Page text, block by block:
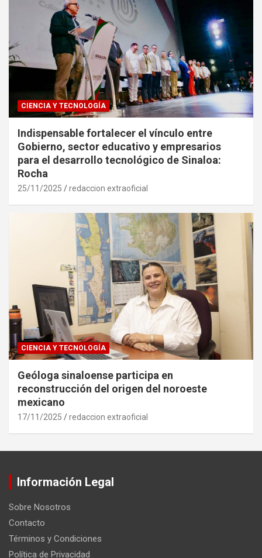
CIENCIA Y TECNOLOGÍA
Indispensable fortalecer el vínculo entre
Gobierno, sector educativo y empresarios
para el desarrollo tecnológico de Sinaloa:
Rocha
25/11/2025 redaccion extraoficial
CIENCIA Y TECNOLOGÍA
Geóloga sinaloense participa en
reconstrucción del origen del noroeste
mexicano
17/11/2025 redaccion extraoficial
Información Legal
Sobre Nosotros
Contacto
Términos y Condiciones
Política de Privacidad